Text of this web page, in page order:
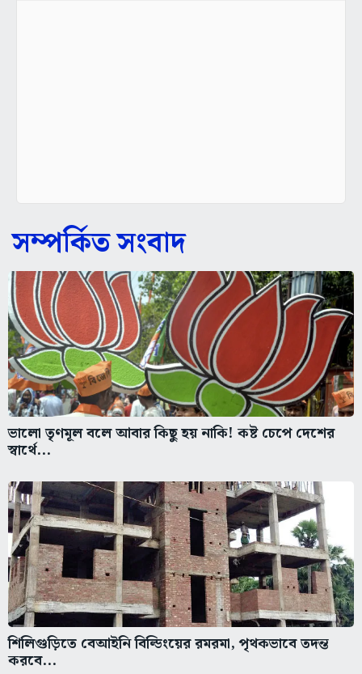
সম্পর্কিত সংবাদ
ভালো তৃণমূল বলে আবার কিছু হয় নাকি! কষ্ট চেপে দেশের
স্বার্থে...
শিলিগুড়িতে বেআইনি বিল্ডিংয়ের রমরমা, পৃথকভাবে তদন্ত
করবে...